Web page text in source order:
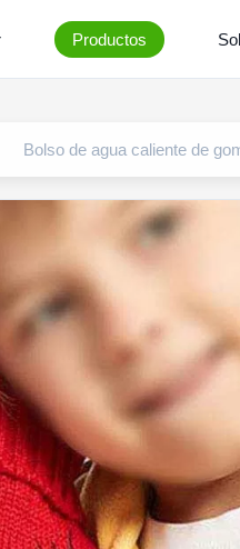
Productos
Bolso de agua caliente de